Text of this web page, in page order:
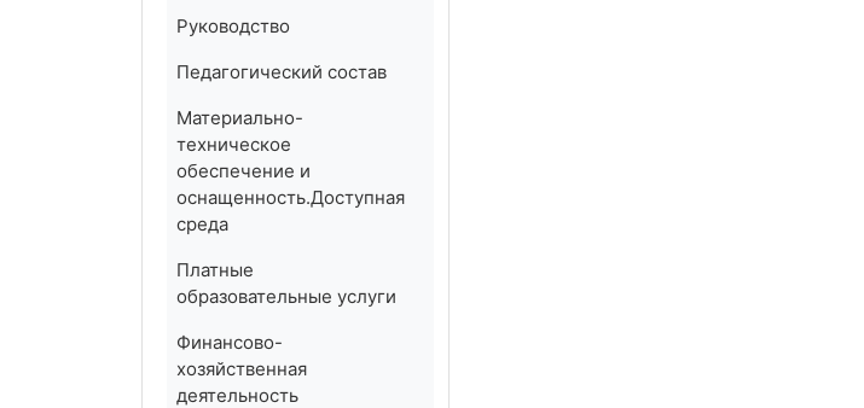
Руководство
Педагогический состав
Материально-
техническое
обеспечение и
оснащенность.Доступная
среда
Платные
образовательные услуги
Финансово-
хозяйственная
деятельность